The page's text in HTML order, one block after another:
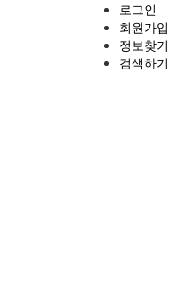
로그인
회원가입
정보찾기
검색하기